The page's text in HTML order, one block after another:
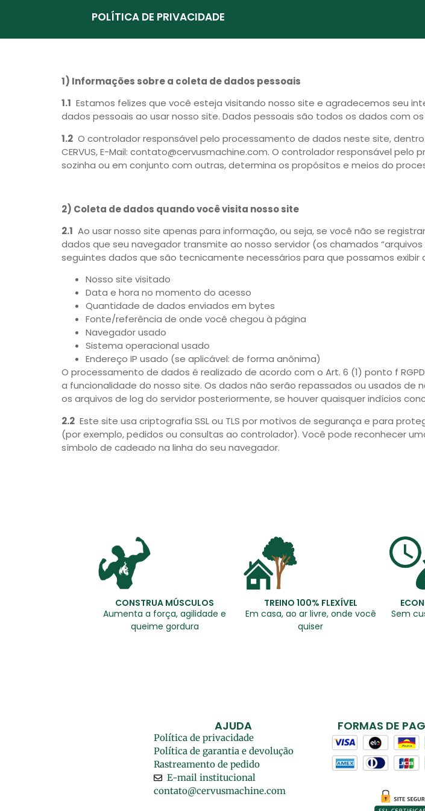
POLÍTICA DE PRIVACIDADE
1) Informações sobre a coleta de dados pessoais
1.1 Estamos felizes que você esteja visitando nosso site e agradecemos seu
dados pessoais ao usar nosso site. Dados pessoais são todos os dados com
1.2 O controlador responsável pelo processamento de dados neste site,
CERVUS, E-Mail: contato@cervusmachine.com. O controlador responsável
sozinha ou em conjunto com outras, determina os propósitos e meios do
2) Coleta de dados quando você visita nosso site
2.1 Ao usar nosso site apenas para informação, ou seja, se você não se
dados que seu navegador transmite ao nosso servidor (os chamados
seguintes dados que são tecnicamente necessários para que possamos exibir
Nosso site visitado
Data e hora no momento do acesso
Quantidade de dados enviados em bytes
Fonte/referência de onde você chegou à página
Navegador usado
Sistema operacional usado
Endereço IP usado (se aplicável: de forma anônima)
O processamento de dados é realizado de acordo com o Art. 6 (1) ponto f
a funcionalidade do nosso site. Os dados não serão repassados ​​ou usados
os arquivos de log do servidor posteriormente, se houver quaisquer indícios
2.2 Este site usa criptografia SSL ou TLS por motivos de segurança e para
(por exemplo, pedidos ou consultas ao controlador). Você pode reconhecer
símbolo de cadeado na linha do seu navegador.
CONSTRUA MÚSCULOS
Aumenta a força, agilidade e
queime gordura
TREINO 100% FLEXÍVEL
Em casa, ao ar livre, onde você
quiser
Sem
AJUDA
Política de privacidade
Política de garantia e devolução
Rastreamento de pedido
E-mail institucional
contato@cervusmachine.com
FORMAS DE